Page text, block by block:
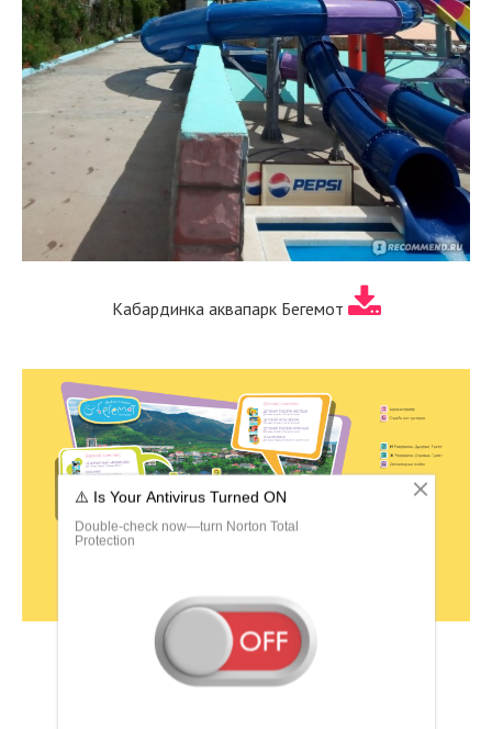
Кабардинка аквапарк Бегемот
Геленджик аквапарк Бегемот на карте